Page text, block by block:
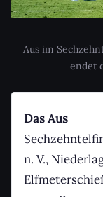
Aus im
endet
Das Aus
n. V.,